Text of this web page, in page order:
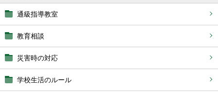
通級指導教室
教育相談
災害時の対応
学校生活のルール